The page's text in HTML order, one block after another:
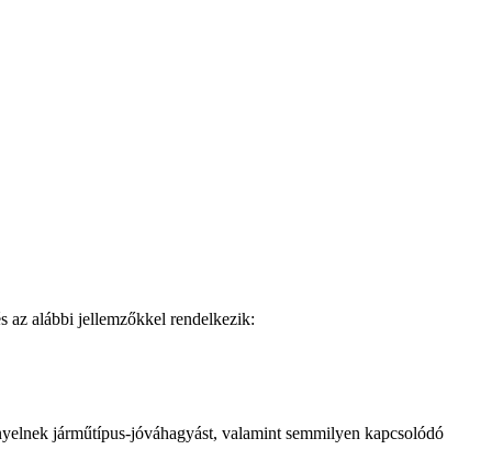
az alábbi jellemzőkkel rendelkezik:
járműtípus-jóváhagyást, valamint semmilyen kapcsolódó